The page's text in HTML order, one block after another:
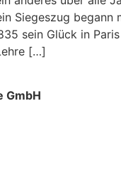
Siegeszug begann
sein Glück in
[…]
GmbH